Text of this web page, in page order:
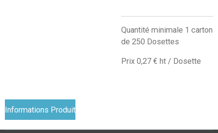
Quantité minimale 1 carton
de 250 Dosettes
Prix 0,27 € ht / Dosette
Informations Produit